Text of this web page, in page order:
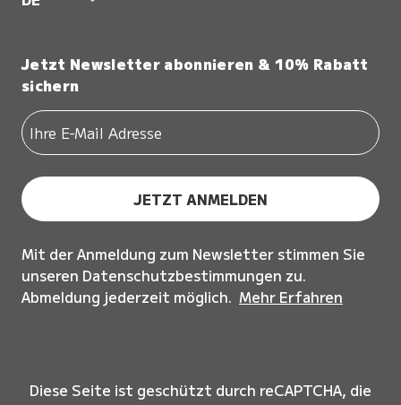
Jetzt Newsletter abonnieren & 10% Rabatt
sichern
JETZT ANMELDEN
Mit der Anmeldung zum Newsletter stimmen Sie
unseren Datenschutzbestimmungen zu.
Abmeldung jederzeit möglich. Mehr Erfahren
Diese Seite ist geschützt durch reCAPTCHA, die